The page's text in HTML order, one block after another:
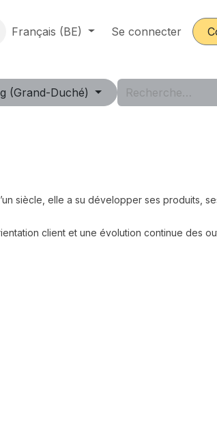
& Conseils Cours Postes
Français (BE) Se connecter
(Grand-Duché)
siècle, elle a su développer ses produits,
client et une évolution continue des